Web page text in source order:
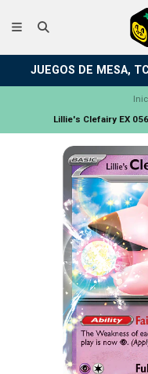
JUEGOS DE MESA,
Lillie's Clefairy EX